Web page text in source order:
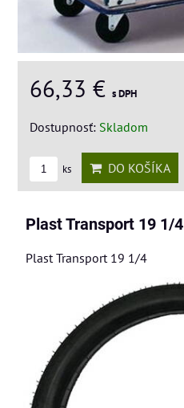
66,33 € s DPH
Dostupnosť: Skladom
ks DO KOŠÍKA
Plast Transport 19 1/4
Plast Transport 19 1/4